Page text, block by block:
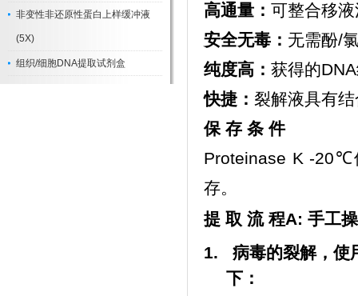
非变性非还原性蛋白上样缓冲液
(5X)
组织/细胞DNA提取试剂盒
高通量： 可整合移
安全无毒： 无需酚/
纯度高： 获得的
快捷： 裂解液具有
保 存 条 件
Proteinase K -20℃
存。
提 取 流 程A: 手工
1. 病毒的裂解，使
下：